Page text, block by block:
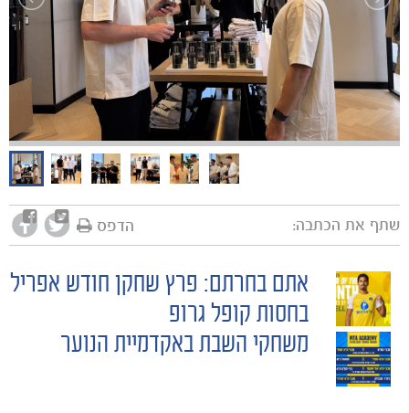
שתף את הכתבה: הדפס
POST
NAVIGATION
אתם בחרתם: פרץ שחקן חודש אפריל
בחסות קופל גרופ
משחקי השבת באקדמיית הנוער